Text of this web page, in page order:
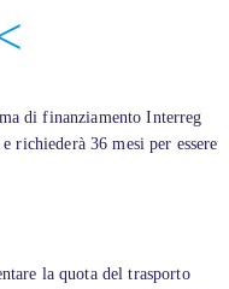
di finanziamento Interreg
richiederà 36 mesi per essere
la quota del trasporto